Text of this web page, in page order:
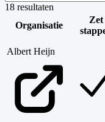
18 resultaten
Organisatie
Zet
Albert Heijn